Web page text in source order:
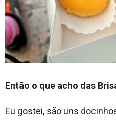
Então o que acho das
Eu gostei, são uns